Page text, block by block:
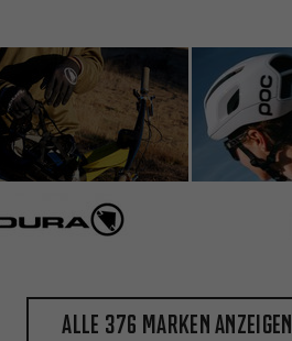
Alle 376 Marken anzeigen